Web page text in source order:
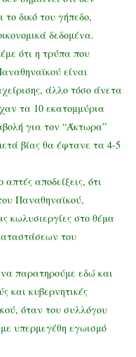
δικό του γήπεδο,
δεδομένα.
ότι η τρύπα που
είναι
άλλο τόσο άνετα
τα 10 εκατομμύρια
για τον “Άκτωρα”
βίας θα έφτανε τα 4-5
αποδείξεις, ότι
Παναθηναϊκού,
κωλυσιεργίες στο θέμα
του
παρατηρούμε εδώ και
και κυβερνητικές
όταν του συλλόγου
υπερμεγέθη εγωισμό